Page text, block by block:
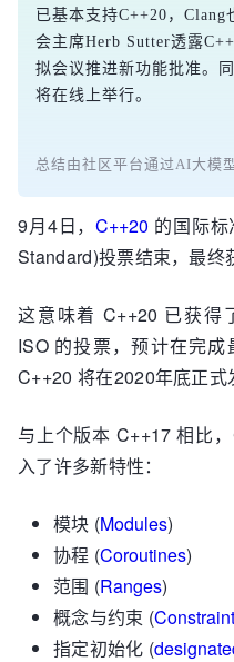
已基本支持C++20，
会主席Herb Sutter透露
拟会议推进新功能批准。
将在线上举行。
总结由社区平台通过AI大模
9月4日，C++20 的国际
Standard)投票结束，最终
这意味着 C++20 已获得
ISO 的投票，预计在完成
C++20 将在2020年底正式
与上个版本 C++17 相比
入了许多新特性：
模块 (Modules)
协程 (Coroutines)
范围 (Ranges)
概念与约束 (
指定初始化 (